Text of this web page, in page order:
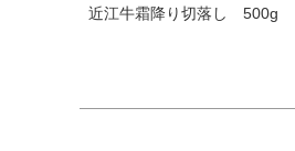
近江牛霜降り切落し 500g